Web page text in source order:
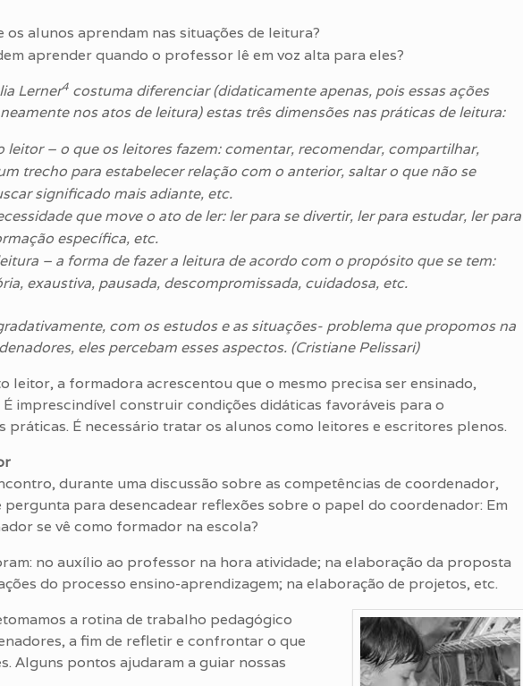
os alunos aprendam nas situações de leitura?
aprender quando o professor lê em voz alta para eles?
Lerner4 costuma diferenciar (didaticamente apenas, pois essas ações
nos atos de leitura) estas três dimensões nas práticas de leitura:
leitor – o que os leitores fazem: comentar, recomendar, compartilhar,
trecho para estabelecer relação com o anterior, saltar o que não se
significado mais adiante, etc.
que move o ato de ler: ler para se divertir, ler para estudar, ler para
específica, etc.
– a forma de fazer a leitura de acordo com o propósito que se tem:
exaustiva, pausada, descompromissada, cuidadosa, etc.
com os estudos e as situações- problema que propomos na
eles percebam esses aspectos. (Cristiane Pelissari)
leitor, a formadora acrescentou que o mesmo precisa ser ensinado,
imprescindível construir condições didáticas favoráveis para o
práticas. É necessário tratar os alunos como leitores e escritores plenos.
durante uma discussão sobre as competências de coordenador,
para desencadear reflexões sobre o papel do coordenador: Em
se vê como formador na escola?
no auxílio ao professor na hora atividade; na elaboração da proposta
do processo ensino-aprendizagem; na elaboração de projetos, etc.
a rotina de trabalho pedagógico
a fim de refletir e confrontar o que
Alguns pontos ajudaram a guiar nossas